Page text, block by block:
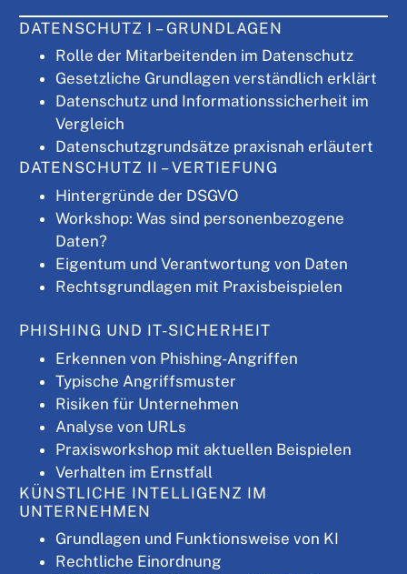
DATENSCHUTZ I – GRUNDLAGEN
Rolle der Mitarbeitenden im Datenschutz
Gesetzliche Grundlagen verständlich erklärt
Datenschutz und Informationssicherheit im
Vergleich
Datenschutzgrundsätze praxisnah erläutert
DATENSCHUTZ II – VERTIEFUNG
Hintergründe der DSGVO
Workshop: Was sind personenbezogene
Daten?
Eigentum und Verantwortung von Daten
Rechtsgrundlagen mit Praxisbeispielen
PHISHING UND IT-SICHERHEIT
Erkennen von Phishing-Angriffen
Typische Angriffsmuster
Risiken für Unternehmen
Analyse von URLs
Praxisworkshop mit aktuellen Beispielen
Verhalten im Ernstfall
KÜNSTLICHE INTELLIGENZ IM
UNTERNEHMEN
Grundlagen und Funktionsweise von KI
Rechtliche Einordnung